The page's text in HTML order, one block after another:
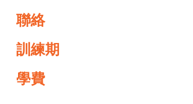
聯絡
訓練期
學費